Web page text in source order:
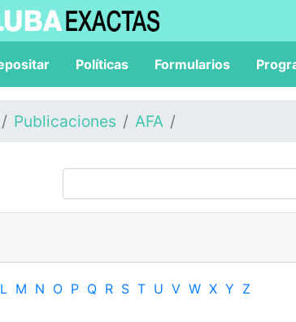
Políticas Formularios
Publicaciones AFA
L M N O P Q R S T U V W X Y Z